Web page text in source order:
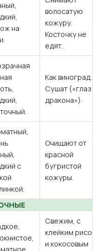
на
волосатую
кожуру.
Косточку не
едят.
Как виноград.
Сушат («глаз
дракона»).
с
Очищают от
красной
бугристой
кожуры.
Свежим, с
клейким
и кокосовым